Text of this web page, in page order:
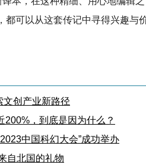
可以从这套传记中寻得兴趣与价
文创产业新路径
，到底是因为什么？
中国科幻大会”成功举办
自北国的礼物